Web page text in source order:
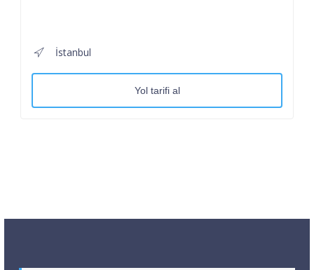
İstanbul
Yol tarifi al